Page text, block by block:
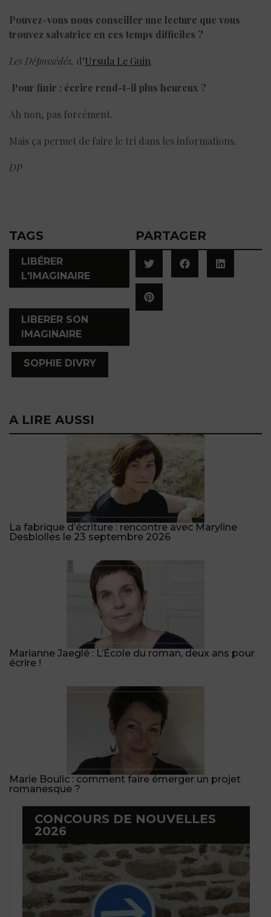
Pouvez-vous nous conseiller une lecture que vous
trouvez salvatrice en ces temps difficiles ?
Les Dépossédés, d’Ursula Le Guin.
Pour finir : écrire rend-t-il plus heureux ?
Ah non, pas forcément.
Mais ça permet de faire le tri dans les informations.
DP
TAGS
LIBÉRER
L'IMAGINAIRE
LIBERER SON
IMAGINAIRE
SOPHIE DIVRY
PARTAGER
A LIRE AUSSI
La fabrique d’écriture : rencontre avec Maryline
Desbiolles le 23 septembre 2026
Marianne Jaeglé : L’École du roman, deux ans pour
écrire !
Marie Boulic : comment faire émerger un projet
romanesque ?
CONCOURS DE NOUVELLES
2026